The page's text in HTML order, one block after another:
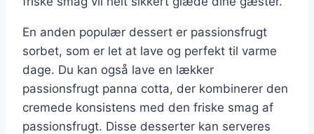
En anden populær dessert er passionsfrugt
sorbet, som er let at lave og perfekt til varme
dage. Du kan også lave en lækker
passionsfrugt panna cotta, der kombinerer den
cremede konsistens med den friske smag af
passionsfrugt. Disse desserter kan serveres